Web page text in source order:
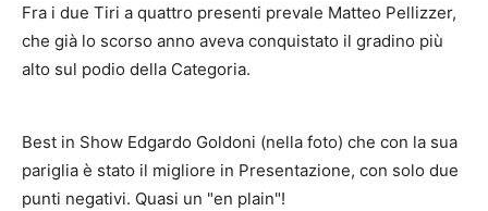
Fra i due Tiri a quattro presenti prevale Matteo Pellizzer,
che già lo scorso anno aveva conquistato il gradino più
alto sul podio della Categoria.
Best in Show Edgardo Goldoni (nella foto) che con la sua
pariglia è stato il migliore in Presentazione, con solo due
punti negativi. Quasi un "en plain"!